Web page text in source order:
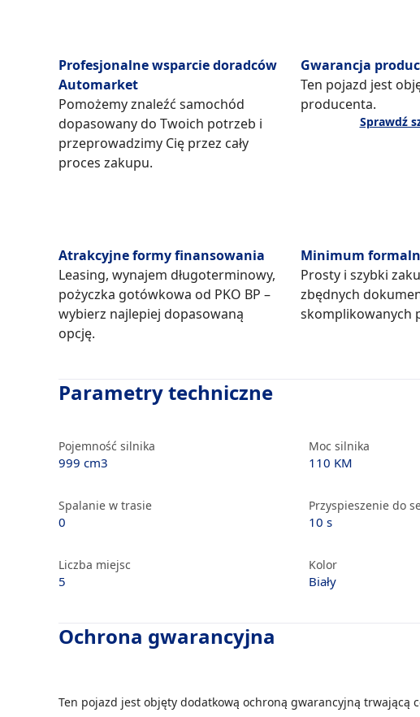
Profesjonalne wsparcie doradców
Automarket
Pomożemy znaleźć samochód
dopasowany do Twoich potrzeb i
przeprowadzimy Cię przez cały
proces zakupu.
Gwarancja
Ten pojazd jest
producenta.
Sprawdź
Atrakcyjne formy finansowania
Leasing, wynajem długoterminowy,
pożyczka gotówkowa od PKO BP –
wybierz najlepiej dopasowaną
opcję.
Minimum
Prosty i szybki
zbędnych
skomplikowanych
Parametry techniczne
Pojemność silnika
999 cm3
Moc silnika
110 KM
Spalanie w trasie
0
Przyspieszenie do
10 s
Liczba miejsc
5
Kolor
Biały
Ochrona gwarancyjna
Ten pojazd jest objęty dodatkową ochroną gwarancyjną trwającą